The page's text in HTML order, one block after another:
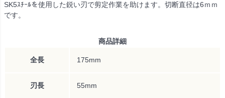
SK5ｽﾁｰﾙを使用した鋭い刃で剪定作業を助けます。切断直径は6ｍｍ
です。
商品詳細
全長 175mm
刃長 55mm